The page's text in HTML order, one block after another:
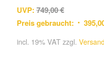
UVP: 749,00€
Preis gebraucht:
incl. 19% VAT zzgl.